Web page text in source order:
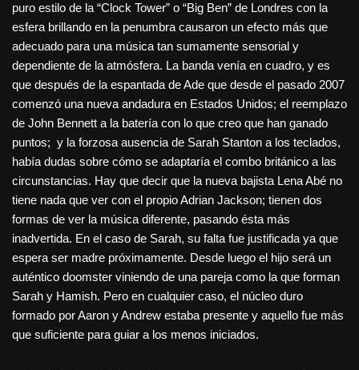
puro estilo de la “Clock Tower” o “Big Ben” de Londres con la
esfera brillando en la penumbra causaron un efecto más que
adecuado para una música tan sumamente sensorial y
dependiente de la atmósfera. La banda venía en cuadro, y es
que después de la espantada de Ade que desde el pasado 2007
comenzó una nueva andadura en Estados Unidos; el reemplazo
de John Bennett a la batería con lo que creo que han ganado
puntos; y la forzosa ausencia de Sarah Stanton a los teclados,
había dudas sobre cómo se adaptaría el combo británico a las
circunstancias. Hay que decir que la nueva bajista Lena Abé no
tiene nada que ver con el propio Adrian Jackson; tienen dos
formas de ver la música diferente, pasando ésta más
inadvertida. En el caso de Sarah, su falta fue justificada ya que
espera ser madre próximamente. Desde luego el hijo será un
auténtico doomster viniendo de una pareja como la que forman
Sarah y Hamish. Pero en cualquier caso, el núcleo duro
formado por Aaron y Andrew estaba presente y aquello fue más
que suficiente para guiar a los menos iniciados.